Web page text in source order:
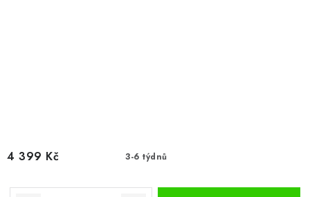
3-6 týdnů
4 399 Kč